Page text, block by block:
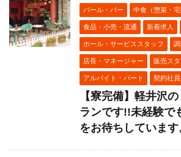
バール・バー 中食（惣菜・宅
食品・小売・流通 新着求人
ホール・サービススタッフ
店長・マネージャー 販売ス
アルバイト・パート 契約社員
【寮完備】軽井沢
ランです!!未経験で
をお待ちしています